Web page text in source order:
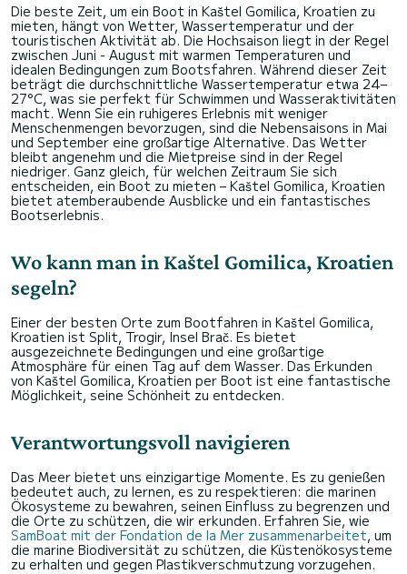
Die beste Zeit, um ein Boot in Kaštel Gomilica, Kroatien zu
mieten, hängt von Wetter, Wassertemperatur und der
touristischen Aktivität ab. Die Hochsaison liegt in der Regel
zwischen Juni - August mit warmen Temperaturen und
idealen Bedingungen zum Bootsfahren. Während dieser Zeit
beträgt die durchschnittliche Wassertemperatur etwa 24–
27°C, was sie perfekt für Schwimmen und Wasseraktivitäten
macht. Wenn Sie ein ruhigeres Erlebnis mit weniger
Menschenmengen bevorzugen, sind die Nebensaisons in Mai
und September eine großartige Alternative. Das Wetter
bleibt angenehm und die Mietpreise sind in der Regel
niedriger. Ganz gleich, für welchen Zeitraum Sie sich
entscheiden, ein Boot zu mieten – Kaštel Gomilica, Kroatien
bietet atemberaubende Ausblicke und ein fantastisches
Bootserlebnis.
Wo kann man in Kaštel Gomilica, Kroatien
segeln?
Einer der besten Orte zum Bootfahren in Kaštel Gomilica,
Kroatien ist Split, Trogir, Insel Brač. Es bietet
ausgezeichnete Bedingungen und eine großartige
Atmosphäre für einen Tag auf dem Wasser. Das Erkunden
von Kaštel Gomilica, Kroatien per Boot ist eine fantastische
Möglichkeit, seine Schönheit zu entdecken.
Verantwortungsvoll navigieren
Das Meer bietet uns einzigartige Momente. Es zu genießen
bedeutet auch, zu lernen, es zu respektieren: die marinen
Ökosysteme zu bewahren, seinen Einfluss zu begrenzen und
die Orte zu schützen, die wir erkunden. Erfahren Sie, wie
SamBoat mit der Fondation de la Mer zusammenarbeitet, um
die marine Biodiversität zu schützen, die Küstenökosysteme
zu erhalten und gegen Plastikverschmutzung vorzugehen.